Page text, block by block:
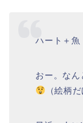
ハート＋魚
おー。な
（絵柄